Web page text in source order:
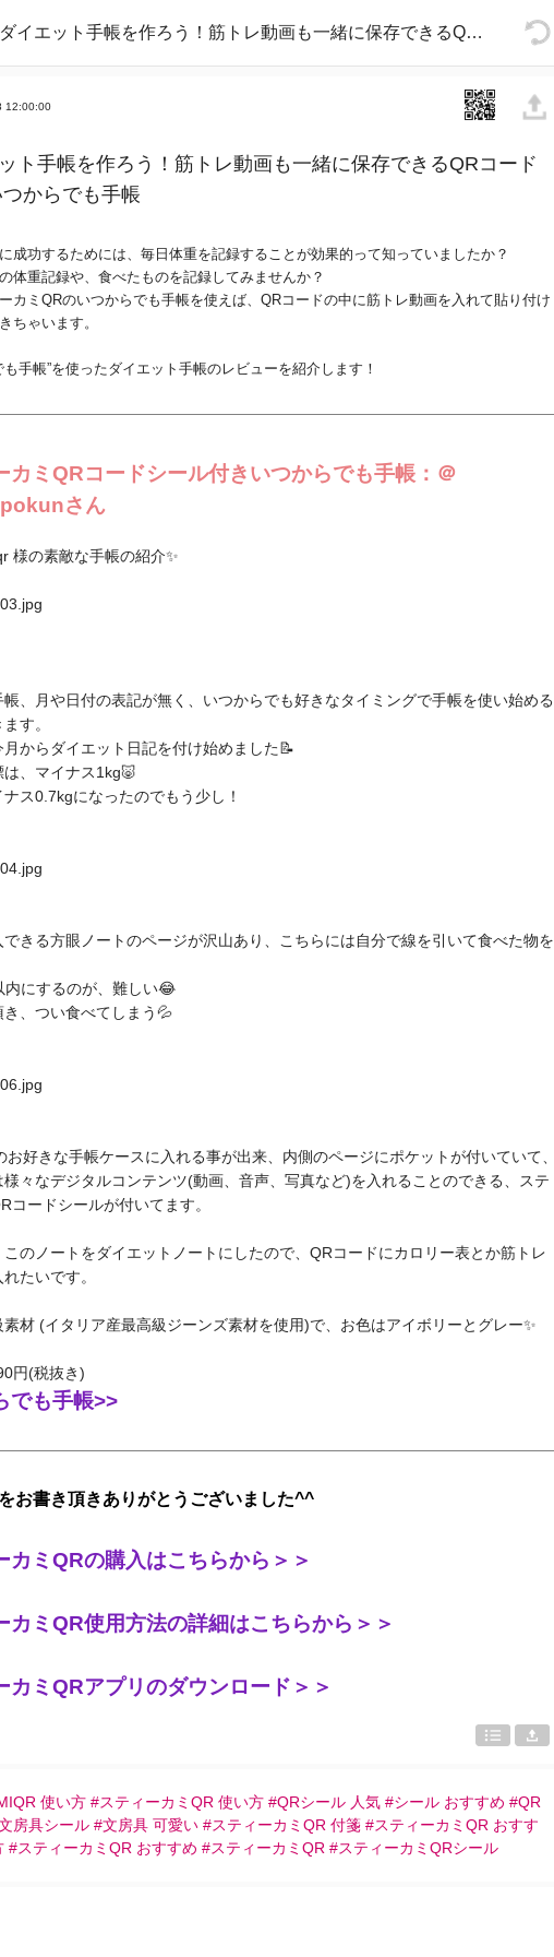
ダイエット手帳を作ろう！筋トレ動画も一緒に保存できるQRコード付き いつからでも手帳
12:00:00
ト手帳を作ろう！筋トレ動画も一緒に保存できるQRコード
からでも手帳
成功するためには、毎日体重を記録することが効果的って知っていましたか？
体重記録や、食べたものを記録してみませんか？
カミQRのいつからでも手帳を使えば、QRコードの中に筋トレ動画を入れて貼り付け
ちゃいます。
手帳”を使ったダイエット手帳のレビューを紹介します！
カミQRコードシール付きいつからでも手帳：＠
さん
様の素敵な手帳の紹介✨
、月や日付の表記が無く、いつからでも好きなタイミングで手帳を使い始める
す。
からダイエット日記を付け始めました📝
、マイナス1kg🐷
ス0.7kgになったのでもう少し！
きる方眼ノートのページが沢山あり、こちらには自分で線を引いて食べた物を
内にするのが、難しい😂
き、つい食べてしまう💦
お好きな手帳ケースに入れる事が出来、内側のページにポケットが付いていて、
様々なデジタルコンテンツ(動画、音声、写真など)を入れることのできる、ステ
コードシールが付いてます。
のノートをダイエットノートにしたので、QRコードにカロリー表とか筋トレ
たいです。
材 (イタリア産最高級ジーンズ素材を使用)で、お色はアイボリーとグレー✨
円(税抜き)
でも手帳>>
お書き頂きありがとうございました^^
カミQRの購入はこちらから＞＞
カミQR使用方法の詳細はこちらから＞＞
カミQRアプリのダウンロード＞＞
使い方 #スティーカミQR 使い方 #QRシール 人気 #シール おすすめ #QR
房具シール #文房具 可愛い #スティーカミQR 付箋 #スティーカミQR おすす
#スティーカミQR おすすめ #スティーカミQR #スティーカミQRシール